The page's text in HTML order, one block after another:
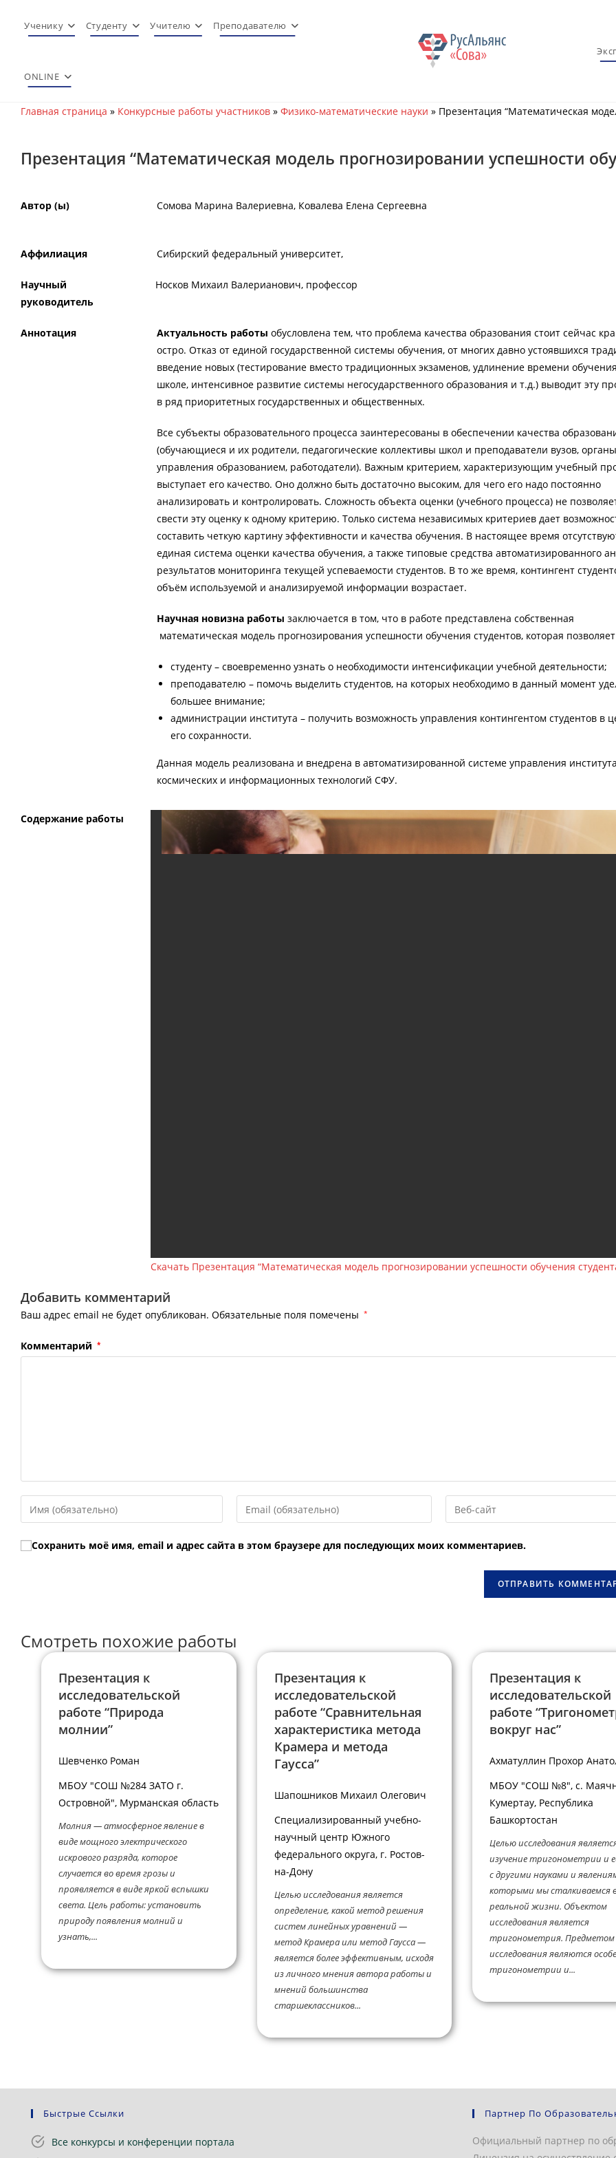
Ученику Студенту Учителю Преподавателю
ONLINE
Главная страница » Конкурсные работы участников » Физико-математические науки » Презентация “Математическая
Презентация “Математическая модель прогнозировании успешности
Автор (ы) Сомова Марина Валериевна, Ковалева Елена Сергеевна
Аффилиация Сибирский федеральный университет,
Научный
руководитель
Носков Михаил Валерианович, профессор
Аннотация Актуальность работы обусловлена тем, что проблема качества образования стоит сейчас
остро. Отказ от единой государственной системы обучения, от многих давно устоявшихся
введение новых (тестирование вместо традиционных экзаменов, удлинение времени
школе, интенсивное развитие системы негосударственного образования и т.д.) выводит эту
в ряд приоритетных государственных и общественных.
Все субъекты образовательного процесса заинтересованы в обеспечении качества
(обучающиеся и их родители, педагогические коллективы школ и преподаватели вузов,
управления образованием, работодатели). Важным критерием, характеризующим учебный
выступает его качество. Оно должно быть достаточно высоким, для чего его надо постоянно
анализировать и контролировать. Сложность объекта оценки (учебного процесса) не
свести эту оценку к одному критерию. Только система независимых критериев дает
составить четкую картину эффективности и качества обучения. В настоящее время
единая система оценки качества обучения, а также типовые средства автоматизированного
результатов мониторинга текущей успеваемости студентов. В то же время, контингент
объём используемой и анализируемой информации возрастает.
Научная новизна работы заключается в том, что в работе представлена собственная
математическая модель прогнозирования успешности обучения студентов, которая
студенту – своевременно узнать о необходимости интенсификации учебной деятельности;
преподавателю – помочь выделить студентов, на которых необходимо в данный момент
большее внимание;
администрации института – получить возможность управления контингентом студентов в
его сохранности.
Данная модель реализована и внедрена в автоматизированной системе управления
космических и информационных технологий СФУ.
Содержание работы
Скачать Презентация “Математическая модель прогнозировании успешности обучения
Добавить комментарий
Ваш адрес email не будет опубликован. Обязательные поля помечены *
Комментарий *
Введите
свое
имя
или
Введите
свой
Введите
URL
(необязательно)
Сохранить моё имя, email и адрес сайта в этом браузере для последующих моих комментариев.
Смотреть похожие работы
Презентация к
исследовательской
работе “Природа
молнии”
Шевченко Роман
МБОУ "СОШ №284 ЗАТО г.
Островной", Мурманская область
Молния — атмосферное явление в
виде мощного электрического
искрового разряда, которое
случается во время грозы и
проявляется в виде яркой вспышки
света. Цель работы: установить
природу появления молний и
узнать,...
Презентация к
исследовательской
работе “Сравнительная
характеристика метода
Крамера и метода
Гаусса”
Шапошников Михаил Олегович
Специализированный учебно-
научный центр Южного
федерального округа, г. Ростов-
на-Дону
Целью исследования является
определение, какой метод решения
систем линейных уравнений —
метод Крамера или метод Гаусса —
является более эффективным, исходя
из личного мнения автора работы и
мнений большинства
старшеклассников...
Презентация к
исследовательской
работе
вокруг нас”
Ахматуллин Прохор
МБОУ "СОШ №8", с.
Кумертау, Республика
Башкортостан
Целью исследования
изучение тригонометрии и
с другими науками и
которыми мы сталкиваемся
реальной жизни. Объектом
исследования является
тригонометрия. Предметом
исследования являются
тригонометрии и...
Быстрые Ссылки
Все конкурсы и конференции портала
Партнер По
Официальный партнер по